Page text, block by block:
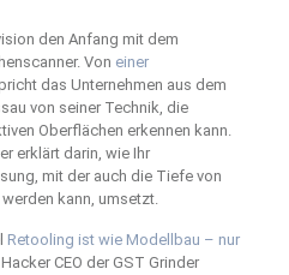
den Anfang mit dem
Von einer
das Unternehmen aus dem
von seiner Technik, die
Oberflächen erkennen kann.
erklärt darin, wie Ihr
mit der auch die Tiefe von
kann, umsetzt.
Retooling ist wie Modellbau – nur
CEO der GST Grinder